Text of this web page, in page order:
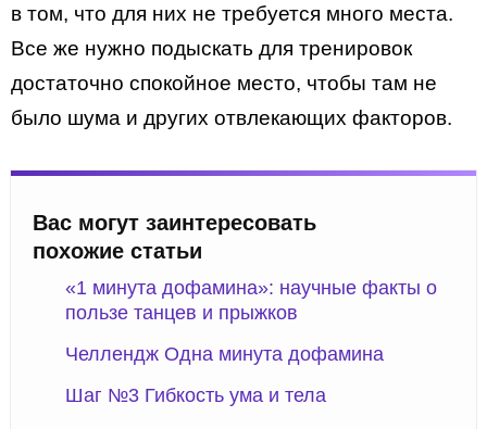
в том, что для них не требуется много места.
Все же нужно подыскать для тренировок
достаточно спокойное место, чтобы там не
было шума и других отвлекающих факторов.
Вас могут заинтересовать
похожие статьи
«1 минута дофамина»: научные факты о
пользе танцев и прыжков
Челлендж Одна минута дофамина
Шаг №3 Гибкость ума и тела